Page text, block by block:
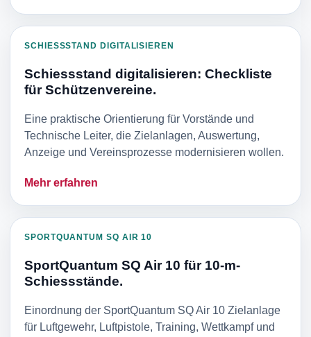
SCHIESSSTAND DIGITALISIEREN
Schiessstand digitalisieren: Checkliste
für Schützenvereine.
Eine praktische Orientierung für Vorstände und
Technische Leiter, die Zielanlagen, Auswertung,
Anzeige und Vereinsprozesse modernisieren wollen.
Mehr erfahren
SPORTQUANTUM SQ AIR 10
SportQuantum SQ Air 10 für 10-m-
Schiessstände.
Einordnung der SportQuantum SQ Air 10 Zielanlage
für Luftgewehr, Luftpistole, Training, Wettkampf und